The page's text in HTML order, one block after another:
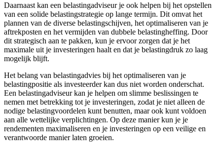
Daarnaast kan een belastingadviseur je ook helpen bij het opstellen
van een solide belastingstrategie op lange termijn. Dit omvat het
plannen van de diverse belastingschijven, het optimaliseren van je
aftrekposten en het vermijden van dubbele belastingheffing. Door
dit strategisch aan te pakken, kun je ervoor zorgen dat je het
maximale uit je investeringen haalt en dat je belastingdruk zo laag
mogelijk blijft.
Het belang van belastingadvies bij het optimaliseren van je
belastingpositie als investeerder kan dus niet worden onderschat.
Een belastingadviseur kan je helpen om slimme beslissingen te
nemen met betrekking tot je investeringen, zodat je niet alleen de
nodige belastingvoordelen kunt benutten, maar ook kunt voldoen
aan alle wettelijke verplichtingen. Op deze manier kun je je
rendementen maximaliseren en je investeringen op een veilige en
verantwoorde manier laten groeien.